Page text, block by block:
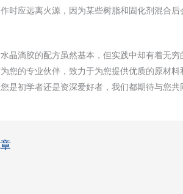
时应远离火源，因为某些树脂和固化剂混合后
晶滴胶的配方虽然基本，但实践中却有着无
您的专业伙伴，致力于为您提供优质的原材
是初学者还是资深爱好者，我们都期待与您共